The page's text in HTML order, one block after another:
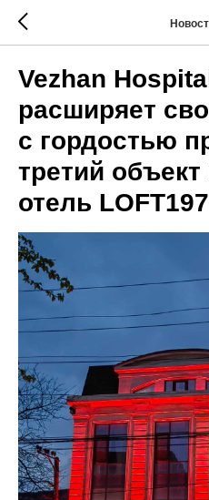
Vezhan
расширяет
с гордостью
третий
отель